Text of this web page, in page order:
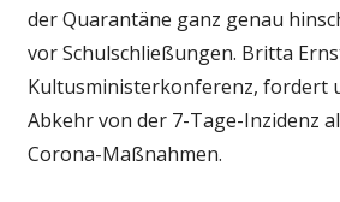
der Quarantäne ganz genau
vor Schulschließungen. Britta
Kultusministerkonferenz, fordert
Abkehr von der 7-Tage-Inzidenz
Corona-Maßnahmen.